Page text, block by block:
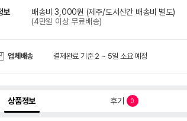
보 배송비 3,000원 (제주/도서산간 배송비 별도)
(4만원 이상 무료배송)
업체배송 결제완료 기준 2 ~ 5일 소요 예정
상품정보 후기 0